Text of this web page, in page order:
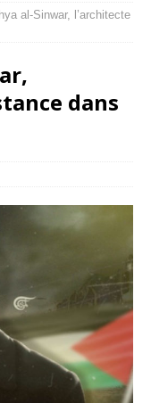
al-Sinwar, l’architecte
dans